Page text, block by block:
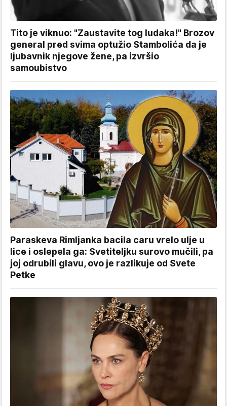
Tito je viknuo: "Zaustavite tog ludaka!" Brozov
general pred svima optužio Stambolića da je
ljubavnik njegove žene, pa izvršio
samoubistvo
Paraskeva Rimljanka bacila caru vrelo ulje u
lice i oslepela ga: Svetiteljku surovo mučili, pa
joj odrubili glavu, ovo je razlikuje od Svete
Petke